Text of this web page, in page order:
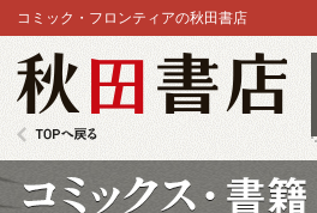
コミック・フロンティアの秋田書店